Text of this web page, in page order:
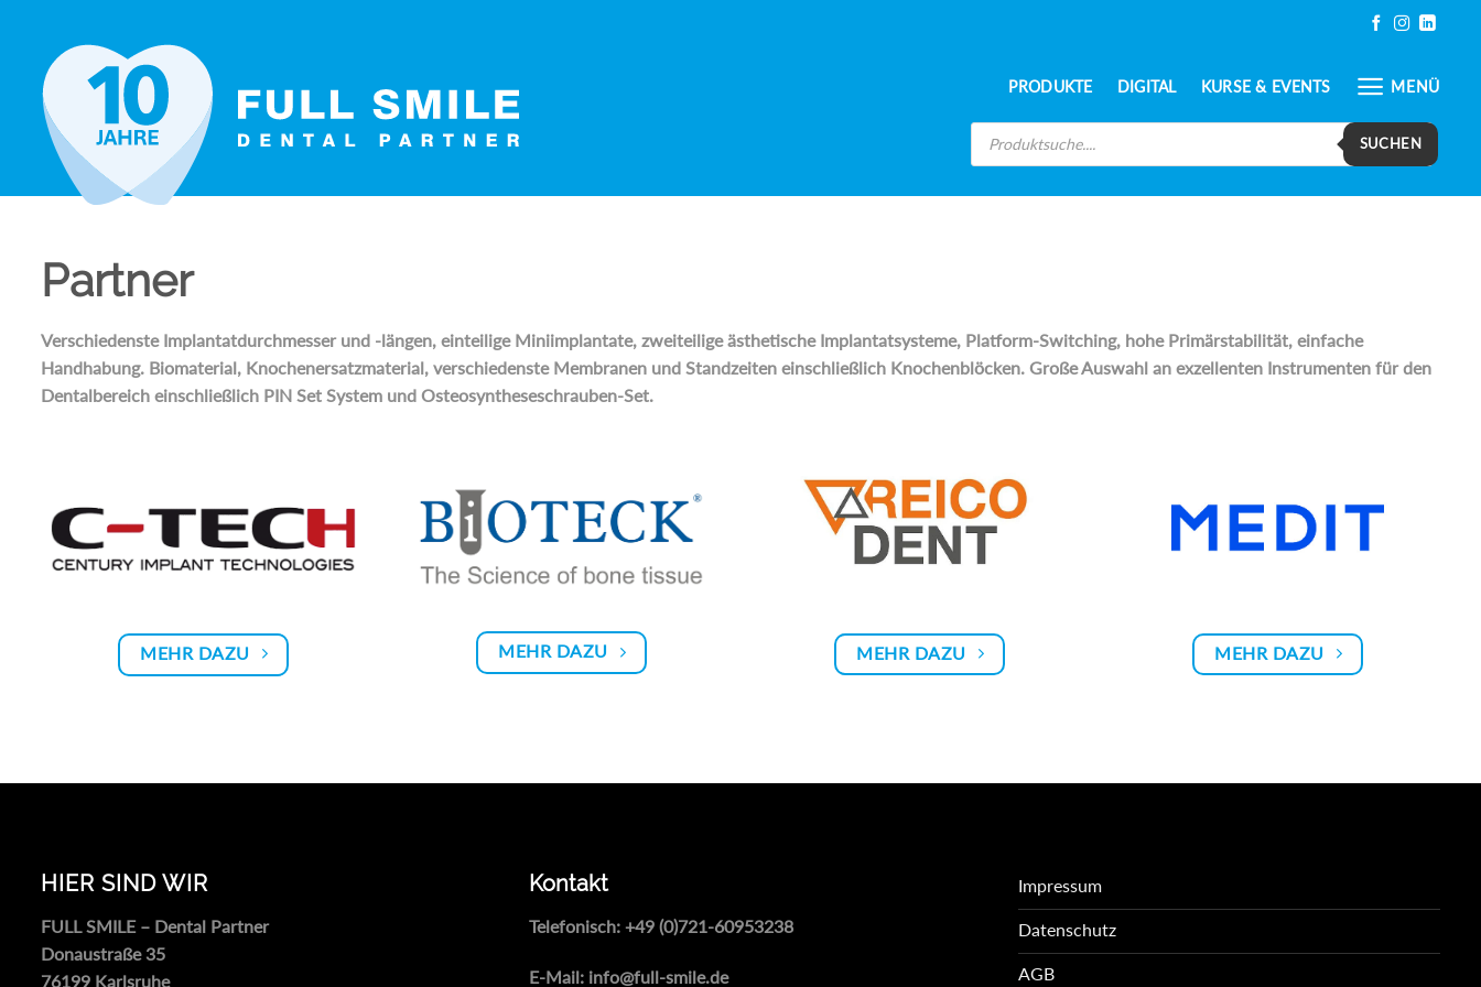
springen
PRODUKTE DIGITAL KURSE & EVENTS MENÜ
Products
search
SUCHEN
Partner
Verschiedenste Implantatdurchmesser und -längen, einteilige Miniimplantate, zweiteilige ästhetische Implantatsysteme, Platform-Switching, hohe Primärstabilität, einfache
Handhabung. Biomaterial, Knochenersatzmaterial, verschiedenste Membranen und Standzeiten einschließlich Knochenblöcken. Große Auswahl an exzellenten Instrumenten für den
Dentalbereich einschließlich PIN Set System und Osteosyntheseschrauben-Set.
MEHR DAZU MEHR DAZU MEHR DAZU MEHR DAZU
HIER SIND WIR
FULL SMILE – Dental Partner
Donaustraße 35
76199 Karlsruhe
Kontakt
Telefonisch:+49 (0)721-60953238
E-Mail: info@full-smile.de
Impressum
Datenschutz
AGB